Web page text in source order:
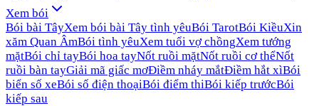
Xem bói
Bói bài TâyXem bói bài Tây tình yêuBói TarotBói KiềuXin
xăm Quan ÂmBói tình yêuXem tuổi vợ chồngXem tướng
mặtBói chỉ tayBói hoa tayNốt ruồi mặtNốt ruồi cơ thểNốt
ruồi bàn tayGiải mã giấc mơĐiềm nháy mắtĐiềm hắt xìBói
biển số xeBói số điện thoạiBói điểm thiBói kiếp trướcBói
kiếp sau